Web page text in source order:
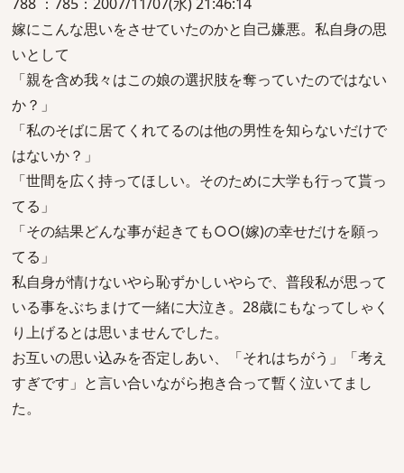
嫁にこんな思いをさせていたのかと自己嫌悪。私自身の思
いとして
「親を含め我々はこの娘の選択肢を奪っていたのではない
か？」
「私のそばに居てくれてるのは他の男性を知らないだけで
はないか？」
「世間を広く持ってほしい。そのために大学も行って貰っ
てる」
「その結果どんな事が起きても○○(嫁)の幸せだけを願っ
てる」
私自身が情けないやら恥ずかしいやらで、普段私が思って
いる事をぶちまけて一緒に大泣き。28歳にもなってしゃく
り上げるとは思いませんでした。
お互いの思い込みを否定しあい、「それはちがう」「考え
すぎです」と言い合いながら抱き合って暫く泣いてまし
た。